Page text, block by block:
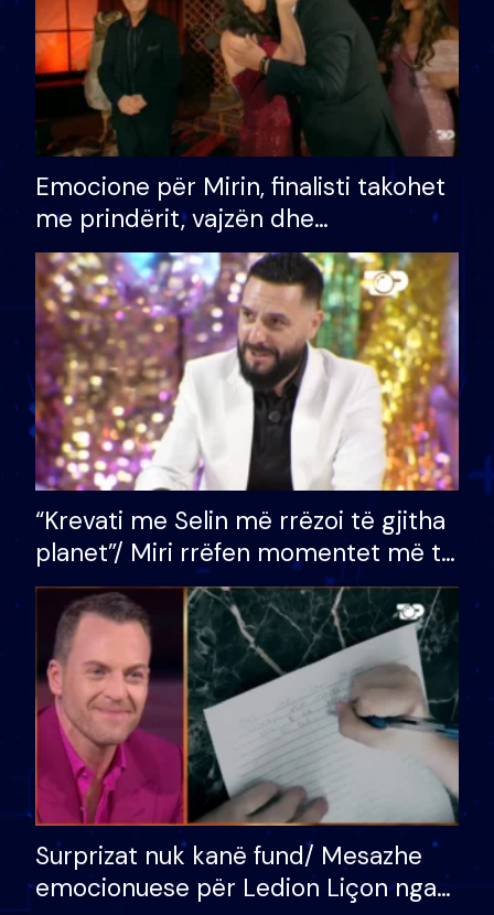
Emocione për Mirin, finalisti takohet
me prindërit, vajzën dhe
bashkëshorten: S’kemi ndonjë letër
divorci apo jo?
“Krevati me Selin më rrëzoi të gjitha
planet”/ Miri rrëfen momentet më të
bukura në shtëpinë e BB VIP: Do më
mungojë zilja e mëngjesit kur…
Surprizat nuk kanë fund/ Mesazhe
emocionuese për Ledion Liçon nga